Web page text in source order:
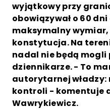
wyjątkowy przy
obowiązywał o 60 dni
maksymalny
konstytucja. Na
nadal nie będą mogli
dziennikarze. - To
autorytarnej władzy:
kontroli - komentuje
Wawrykiewicz.